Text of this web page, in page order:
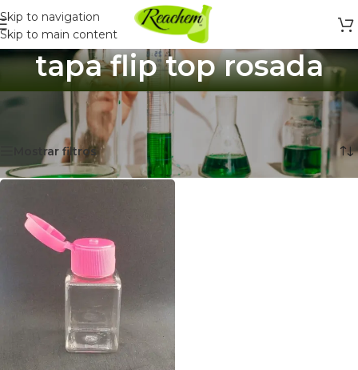
Skip to navigation
Skip to main content
tapa flip top rosada
Inicio
Productos etiquetados “tapa flip top rosada”
Mostrando el único resultado
Mostrar filtros